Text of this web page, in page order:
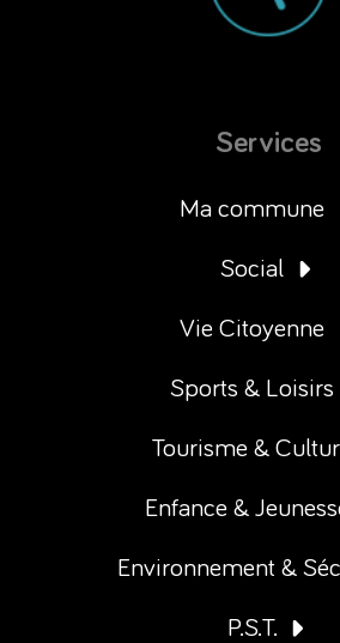
Services
Ma commune
Social
Vie Citoyenne
Sports & Loisirs
Tourisme &
Enfance &
Environnement &
P.S.T.